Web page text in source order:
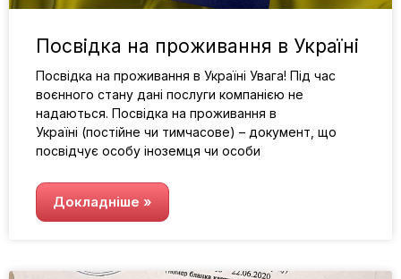
Посвідка на проживання в Україні
Посвідка на проживання в Україні Увага! Під час
воєнного стану дані послуги компанією не
надаються. Посвідка на проживання в
Україні (постійне чи тимчасове) – документ, що
посвідчує особу іноземця чи особи
Докладніше »